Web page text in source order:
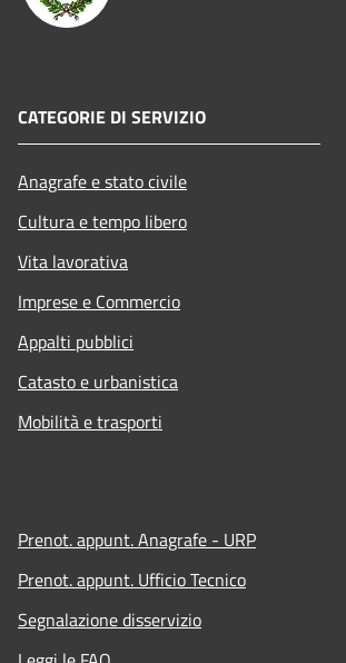
CATEGORIE DI SERVIZIO
Anagrafe e stato civile
Cultura e tempo libero
Vita lavorativa
Imprese e Commercio
Appalti pubblici
Catasto e urbanistica
Mobilità e trasporti
Prenot. appunt. Anagrafe - URP
Prenot. appunt. Ufficio Tecnico
Segnalazione disservizio